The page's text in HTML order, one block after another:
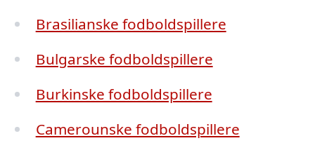
Brasilianske fodboldspillere
Bulgarske fodboldspillere
Burkinske fodboldspillere
Camerounske fodboldspillere